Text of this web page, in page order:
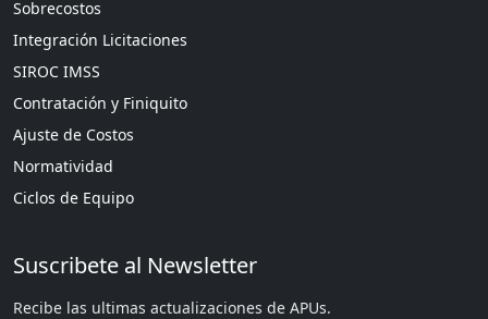
Sobrecostos
Integración Licitaciones
SIROC IMSS
Contratación y Finiquito
Ajuste de Costos
Normatividad
Ciclos de Equipo
Suscribete al Newsletter
Recibe las ultimas actualizaciones de APUs.